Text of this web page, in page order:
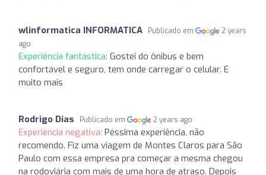
wlinformatica INFORMATICA Publicado em
2 years
ago
Experiência fantástica: Gostei do ônibus e bem
confortável e seguro, tem onde carregar o celular. E
muito mais
Rodrigo Dias Publicado em 2 years ago
Experiência negativa: Péssima experiência, não
recomendo. Fiz uma viagem de Montes Claros para São
Paulo com essa empresa pra começar a mesma chegou
na rodoviária com mais de uma hora de atraso. Depois